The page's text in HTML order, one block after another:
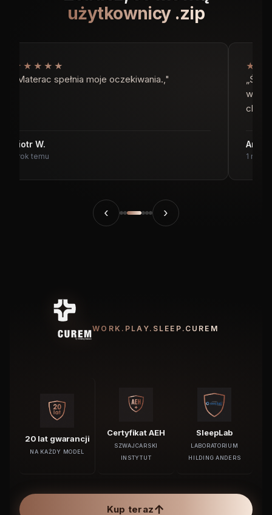
użytkownicy .zip
★★★★★
„Materac spełnia moje oczekiwania.,"
Piotr W.
1 rok temu
„Śpi
Anna
1 rok
‹ ›
WORK.PLAY.SLEEP.CUREM
20 lat gwarancji
NA KAŻDY MODEL
Certyfikat AEH
SZWAJCARSKI
INSTYTUT
SleepLab
LABORATORIUM
HILDING ANDERS
Kup teraz↑